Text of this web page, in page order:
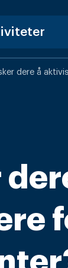
dere å